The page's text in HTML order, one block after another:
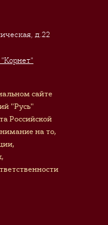
д.22
сайте
"Русь"
Российской
на то,